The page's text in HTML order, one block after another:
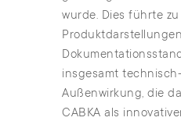
wurde. Dies führte
insgesamt
Außenwirkung, die
CABKA als